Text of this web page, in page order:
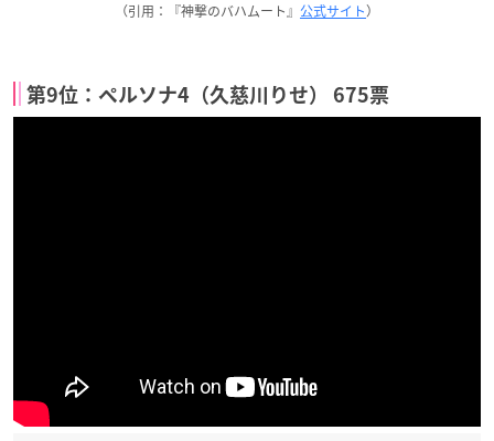
（引用：『神撃のバハムート』 公式サイト）
第9位：ペルソナ4（久慈川りせ） 675票